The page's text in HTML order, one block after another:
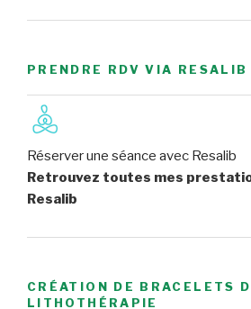
PRENDRE RDV VIA RESALIB
Réserver une séance avec Resalib
Retrouvez toutes mes
Resalib
CRÉATION DE BRACELETS
LITHOTHÉRAPIE